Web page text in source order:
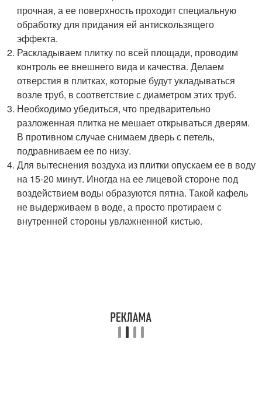
прочная, а ее поверхность проходит специальную
обработку для придания ей антискользящего
эффекта.
Раскладываем плитку по всей площади, проводим
контроль ее внешнего вида и качества. Делаем
отверстия в плитках, которые будут укладываться
возле труб, в соответствие с диаметром этих труб.
Необходимо убедиться, что предварительно
разложенная плитка не мешает открываться дверям.
В противном случае снимаем дверь с петель,
подравниваем ее по низу.
Для вытеснения воздуха из плитки опускаем ее в воду
на 15-20 минут. Иногда на ее лицевой стороне под
воздействием воды образуются пятна. Такой кафель
не выдерживаем в воде, а просто протираем с
внутренней стороны увлажненной кистью.